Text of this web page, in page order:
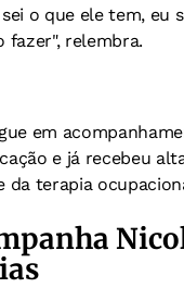
o que ele tem, eu
fazer", relembra.
em
e já recebeu
da terapia